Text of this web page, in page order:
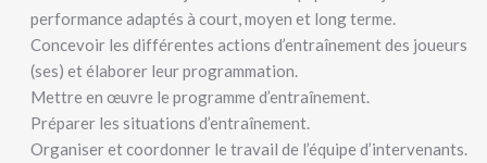
performance adaptés à court, moyen et long terme.
Concevoir les différentes actions d’entraînement des joueurs
(ses) et élaborer leur programmation.
Mettre en œuvre le programme d’entraînement.
Préparer les situations d’entraînement.
Organiser et coordonner le travail de l’équipe d’intervenants.